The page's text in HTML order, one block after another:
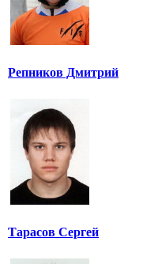
Репников Дмитрий
Тарасов Сергей